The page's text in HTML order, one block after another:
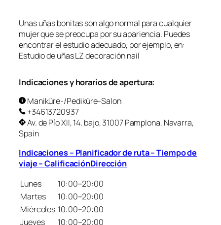
Unas uñas bonitas son algo normal para cualquier
mujer que se preocupa por su apariencia. Puedes
encontrar el estudio adecuado, por ejemplo, en:
Estudio de uñas LZ decoración nail
Indicaciones y horarios de apertura:
Maniküre-/Pediküre-Salon
+34613720937
Av. de Pío XII, 14, bajo, 31007 Pamplona, Navarra,
Spain
Indicaciones – Planificador de ruta – Tiempo de
viaje – CalificaciónDirección
Lunes
10:00–20:00
Martes
10:00–20:00
Miércoles 10:00–20:00
Jueves
10:00–20:00